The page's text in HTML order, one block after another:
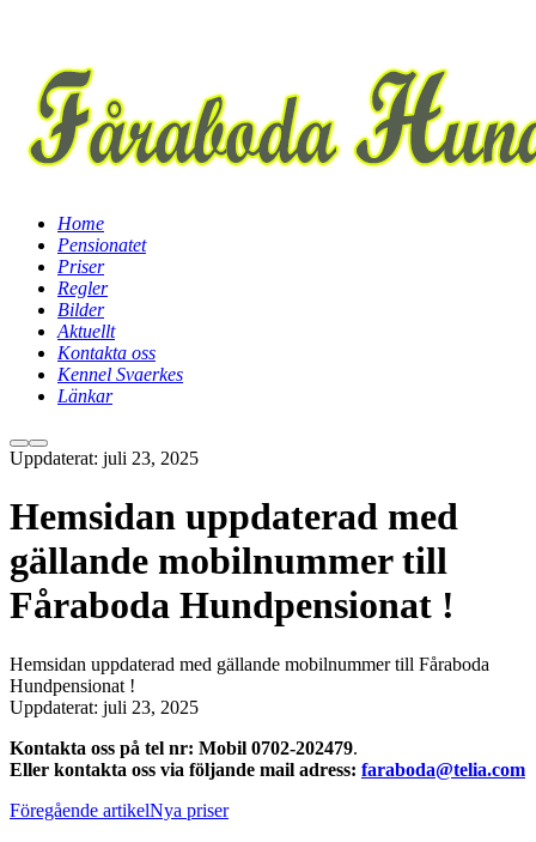
Home
Pensionatet
Priser
Regler
Bilder
Aktuellt
Kontakta oss
Kennel Svaerkes
Länkar
Mer
information
Huvudmeny
Uppdaterat: juli 23, 2025
Hemsidan uppdaterad med
gällande mobilnummer till
Fåraboda Hundpensionat !
Hemsidan uppdaterad med gällande mobilnummer till Fåraboda
Hundpensionat !
Uppdaterat: juli 23, 2025
Kontakta oss på tel nr: Mobil 0702-202479.
Eller kontakta oss via följande mail adress: faraboda@telia.com
Föregående artikelNya priser